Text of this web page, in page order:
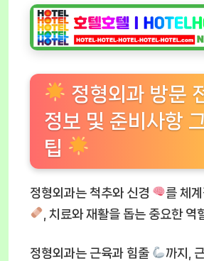
정형외과 방문
정보 및 준비사항
팁
정형외과는 척추와 신경
를 체
, 치료와 재활을 돕는 중요한 역
정형외과는 근육과 힘줄
까지,